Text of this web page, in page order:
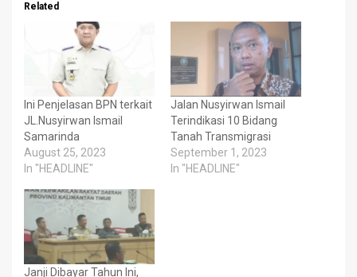
Related
Ini Penjelasan BPN terkait
JL.Nusyirwan Ismail
Samarinda
August 25, 2023
In "HEADLINE"
Jalan Nusyirwan Ismail
Terindikasi 10 Bidang
Tanah Transmigrasi
September 1, 2023
In "HEADLINE"
Janji Dibayar Tahun Ini,